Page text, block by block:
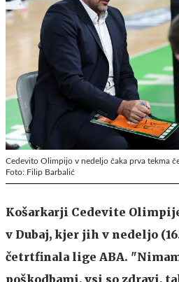
Cedevito Olimpijo v nedeljo čaka prva tekma
Foto: Filip Barbalić
Košarkarji Cedevite
v Dubaj, kjer jih v nedeljo
četrtfinala lige ABA.
poškodbami, vsi so zdravi,